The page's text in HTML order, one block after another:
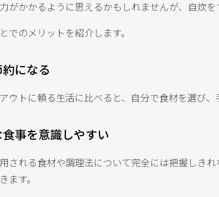
がかかるように思えるかもしれませんが、自炊
でのメリットを紹介します。
になる
ウトに頼る生活に比べると、自分で食材を選び
事を意識しやすい
される食材や調理法について完全には把握しき
ます。